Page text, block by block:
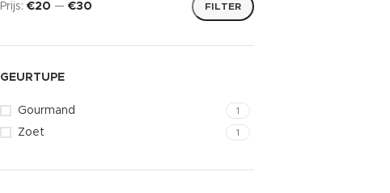
FILTER
Prijs: €20 — €30
GEURTUPE
Gourmand 1
Zoet 1